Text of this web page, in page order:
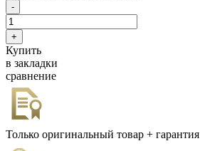
Купить
в закладки
сравнение
Только оригинальный товар + гарантия